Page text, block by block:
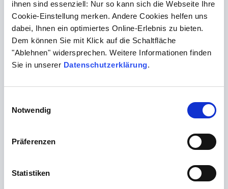
ihnen sind essenziell: Nur so kann sich die Webseite Ihre
Cookie-Einstellung merken. Andere Cookies helfen uns
dabei, Ihnen ein optimiertes Online-Erlebnis zu bieten.
Dem können Sie mit Klick auf die Schaltfläche
"Ablehnen" widersprechen. Weitere Informationen finden
Sie in unserer Datenschutzerklärung.
Notwendig
Präferenzen
Statistiken
Programmflyer 2027 folgt in
Kürze
Die Teilnahmegebühr für diesen